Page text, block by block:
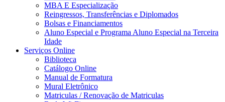
MBA E Especialização
Reingressos, Transferências e Diplomados
Bolsas e Financiamentos
Aluno Especial e Programa Aluno Especial na Terceira
Idade
Serviços Online
Biblioteca
Catálogo Online
Manual de Formatura
Mural Eletrônico
Matriculas / Renovação de Matriculas